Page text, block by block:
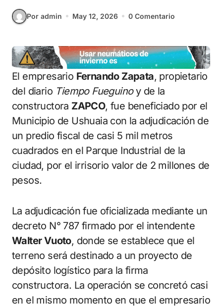
Por admin May 12, 2026 0 Comentario
El empresario Fernando Zapata, propietario
del diario Tiempo Fueguinoy de la
constructora ZAPCO, fue beneficiado por el
Municipio de Ushuaia con la adjudicación de
un predio fiscal de casi 5 mil metros
cuadrados en el Parque Industrial de la
ciudad, por el irrisorio valor de 2 millones de
pesos.
La adjudicación fue oficializada mediante un
decreto N° 787 firmado por el intendente
Walter Vuoto, donde se establece que el
terreno será destinado a un proyecto de
depósito logístico para la firma
constructora. La operación se concretó casi
en el mismo momento en que el empresario